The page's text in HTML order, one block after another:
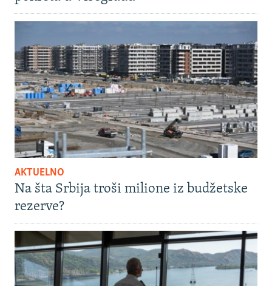
AKTUELNO
Na šta Srbija troši milione iz budžetske
rezerve?